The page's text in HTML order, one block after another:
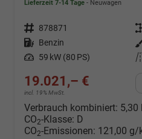
Lieferzeit 7-14 Tage Neuwagen
Fahrzeugnr. 878871
Kraftstoff Benzin
Leistung 59 kW (80 PS)
19.021,– €
incl. 19% MwSt.
Verbrauch kombiniert: 5,30
CO2-Klasse: D
CO2-Emissionen: 121,00 g/